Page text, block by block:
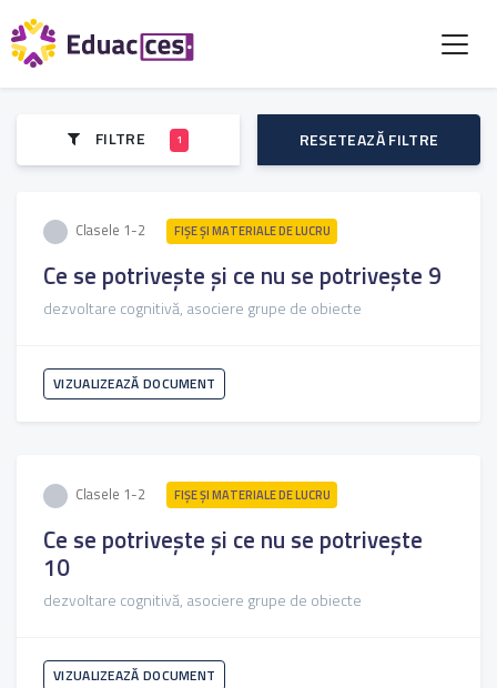
FILTRE 1 RESETEAZĂ FILTRE
Clasele 1-2 FIŞE ŞI MATERIALE DE LUCRU
Ce se potrivește și ce nu se potrivește 9
dezvoltare cognitivă, asociere grupe de obiecte
VIZUALIZEAZĂ DOCUMENT
Clasele 1-2 FIŞE ŞI MATERIALE DE LUCRU
Ce se potrivește și ce nu se potrivește
10
dezvoltare cognitivă, asociere grupe de obiecte
VIZUALIZEAZĂ DOCUMENT